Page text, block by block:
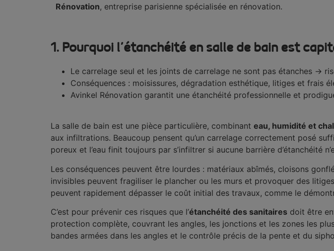
Rénovation, entreprise parisienne spécialisée en rénovation.
1. Pourquoi l’étanchéité en salle de bain est
Le carrelage seul et les joints de carrelage ne sont pas étanches →
Conséquences : moisissures, dégradation esthétique, litiges et frais
Avinkel Rénovation garantit une étanchéité professionnelle et
La salle de bain est une pièce particulière, combinant eau, humidité et
aux infiltrations. Beaucoup pensent qu’un carrelage correctement posé
poreux et l’eau finit toujours par s’infiltrer si aucune barrière d’étanchéité
Les conséquences peuvent être lourdes : matériaux abîmés, cloisons
invisibles peuvent fragiliser le plancher ou les murs et provoquer des
peuvent rapidement dépasser le coût initial des travaux, comme le
C’est pour prévenir ces risques que l’étanchéité des sanitaires doit être
protection complète, couvrant les angles, les jonctions et les zones les plus
bandes armées dans les angles et le contrôle précis de la pente et du